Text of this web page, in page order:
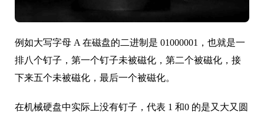
例如大写字母 A 在磁盘的二进制是 01000001，也就是一
排八个钉子，第一个钉子未被磁化，第二个被磁化，接
下来五个未被磁化，最后一个被磁化。
在机械硬盘中实际上没有钉子，代表 1 和0 的是又大又圆